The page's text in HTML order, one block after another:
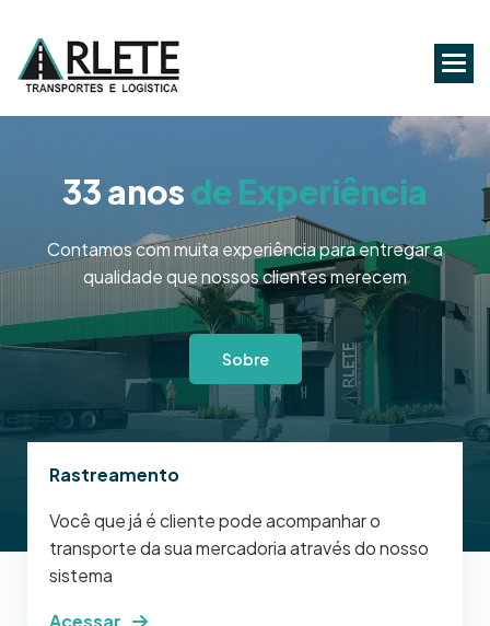
33 anosde Experiência
Contamos com muita experiência para entregar a
qualidade que nossos clientes merecem
Sobre
Rastreamento
Você que já é cliente pode acompanhar o
transporte da sua mercadoria através do nosso
sistema